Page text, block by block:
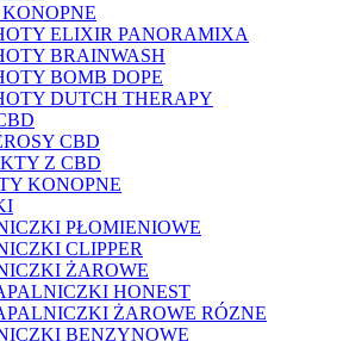
ELIXIR PANORAMIXA
BRAINWASH
BOMB DOPE
DUTCH THERAPY
CBD
Z CBD
KONOPNE
PŁOMIENIOWE
CLIPPER
ŻAROWE
HONEST
ŻAROWE RÓZNE
BENZYNOWE